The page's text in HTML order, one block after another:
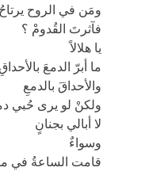
ومَن في الروح يرتاحُ
فآثرتَ القُدومْ ؟
يا هلالاً
ما أبرّ الدمعَ
والأحداقَ بالدمعِ
ولكنْ لو يرى حُبي
لا أبالي بجنانٍ
وسواءٌ
قامت الساعةُ في